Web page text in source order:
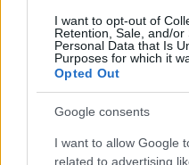
I want to opt-out of
Retention, Sale, and/or
Personal Data that Is
Purposes for which it
Opted Out
Google consents
I want to allow Google
related to advertising
Kilencvenkilenc
ment, de a
alternatívákat
szemben. Arra
rendszer
szinte azonnal
kisközösségekbe
egyik kedvenc